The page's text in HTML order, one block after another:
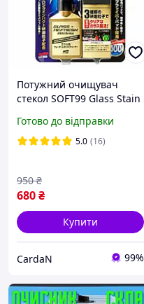
Потужний очищувач
стекол SOFT99 Glass Stain
каменю (жовток)
Готово до відправки
5.0 (16)
680₴
950 ₴
Купити
CardaN 99%